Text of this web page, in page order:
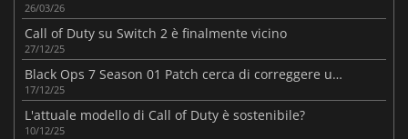
26/03/26
Call of Duty su Switch 2 è finalmente vicino
27/12/25
Black Ops 7 Season 01 Patch cerca di correggere un inizio difficile
17/12/25
L'attuale modello di Call of Duty è sostenibile?
10/12/25